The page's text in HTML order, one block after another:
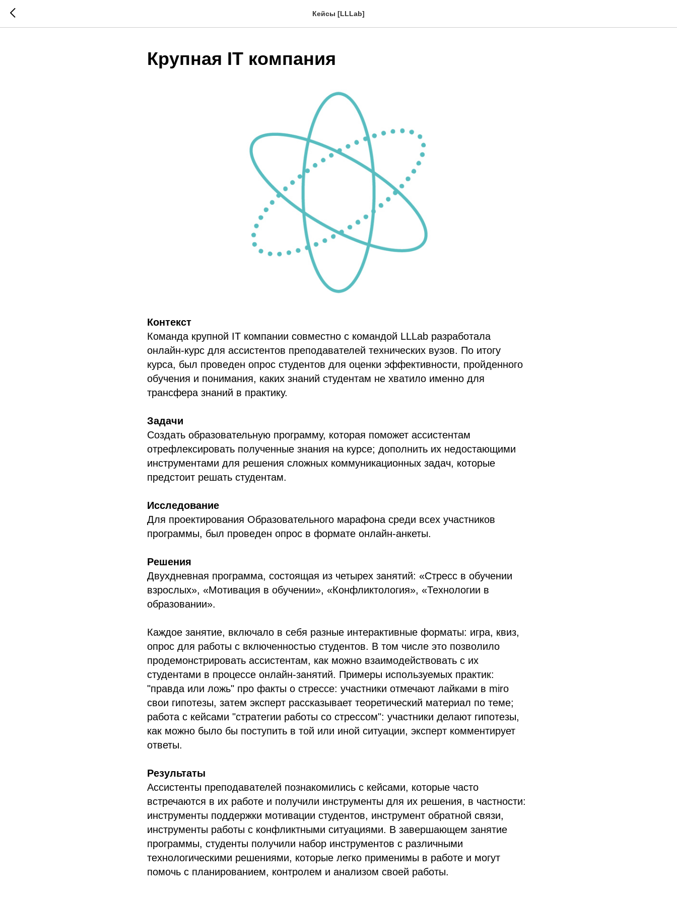
Кейсы [LLLab]
Крупная IT компания
Контекст
Команда крупной IT компании совместно с командой LLLab разработала
онлайн-курс для ассистентов преподавателей технических вузов. По итогу
курса, был проведен опрос студентов для оценки эффективности, пройденного
обучения и понимания, каких знаний студентам не хватило именно для
трансфера знаний в практику.
Задачи
Создать образовательную программу, которая поможет ассистентам
отрефлексировать полученные знания на курсе; дополнить их недостающими
инструментами для решения сложных коммуникационных задач, которые
предстоит решать студентам.
Исследование
Для проектирования Образовательного марафона среди всех участников
программы, был проведен опрос в формате онлайн-анкеты.
Решения
Двухдневная программа, состоящая из четырех занятий: «Стресс в обучении
взрослых», «Мотивация в обучении», «Конфликтология», «Технологии в
образовании».
Каждое занятие, включало в себя разные интерактивные форматы: игра, квиз,
опрос для работы с включенностью студентов. В том числе это позволило
продемонстрировать ассистентам, как можно взаимодействовать с их
студентами в процессе онлайн-занятий. Примеры используемых практик:
"правда или ложь" про факты о стрессе: участники отмечают лайками в miro
свои гипотезы, затем эксперт рассказывает теоретический материал по теме;
работа с кейсами "стратегии работы со стрессом": участники делают гипотезы,
как можно было бы поступить в той или иной ситуации, эксперт комментирует
ответы.
Результаты
Ассистенты преподавателей познакомились с кейсами, которые часто
встречаются в их работе и получили инструменты для их решения, в частности:
инструменты поддержки мотивации студентов, инструмент обратной связи,
инструменты работы с конфликтными ситуациями. В завершающем занятие
программы, студенты получили набор инструментов с различными
технологическими решениями, которые легко применимы в работе и могут
помочь с планированием, контролем и анализом своей работы.